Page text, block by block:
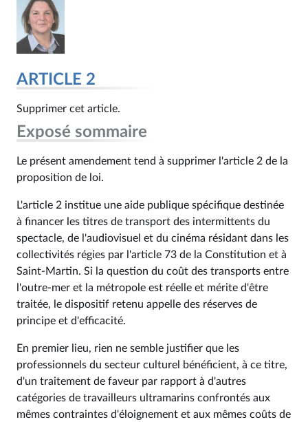
ARTICLE 2
Supprimer cet article.
Exposé sommaire
Le présent amendement tend à supprimer l'article 2 de la
proposition de loi.
L'article 2 institue une aide publique spécifique destinée
à financer les titres de transport des intermittents du
spectacle, de l'audiovisuel et du cinéma résidant dans les
collectivités régies par l'article 73 de la Constitution et à
Saint-Martin. Si la question du coût des transports entre
l'outre-mer et la métropole est réelle et mérite d'être
traitée, le dispositif retenu appelle des réserves de
principe et d'efficacité.
En premier lieu, rien ne semble justifier que les
professionnels du secteur culturel bénéficient, à ce titre,
d'un traitement de faveur par rapport à d'autres
catégories de travailleurs ultramarins confrontés aux
mêmes contraintes d'éloignement et aux mêmes coûts de